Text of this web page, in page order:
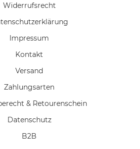
Widerrufs­recht
Impressum
Kontakt
Versand
Zahlungsarten
& Retourenschein
Datenschutz
B2B